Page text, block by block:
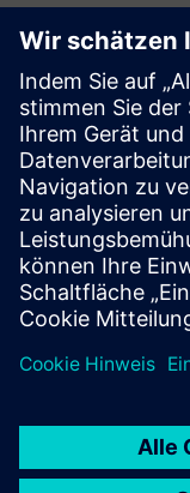
Wie kann
Warum
für meinen